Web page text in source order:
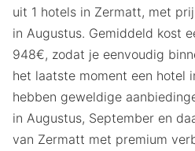
uit 1 hotels in Zermatt, met
in Augustus. Gemiddeld kost
948€, zodat je eenvoudig
het laatste moment een hotel
hebben geweldige
in Augustus, September en
van Zermatt met premium